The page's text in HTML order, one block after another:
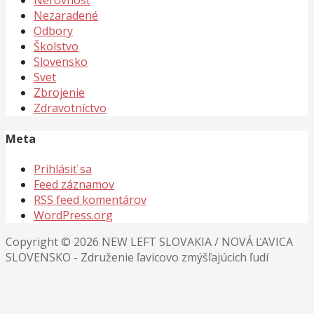
Nezaradené
Odbory
Školstvo
Slovensko
Svet
Zbrojenie
Zdravotníctvo
Meta
Prihlásiť sa
Feed záznamov
RSS feed komentárov
WordPress.org
Copyright © 2026 NEW LEFT SLOVAKIA / NOVÁ ĽAVICA
SLOVENSKO - Združenie ľavicovo zmýšľajúcich ľudí